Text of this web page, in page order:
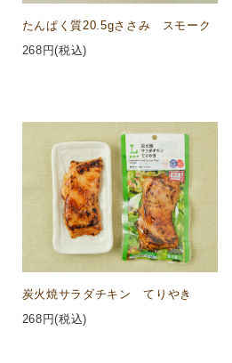
たんぱく質20.5gささみ スモーク
268 円(税込)
炭火焼サラダチキン てりやき
268 円(税込)